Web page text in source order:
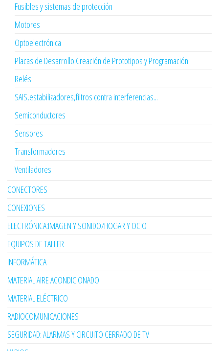
Fusibles y sistemas de protección
Motores
Optoelectrónica
Placas de Desarrollo.Creación de Prototipos y Programación
Relés
SAIS,estabilizadores,filtros contra interferencias...
Semiconductores
Sensores
Transformadores
Ventiladores
CONECTORES
CONEXIONES
ELECTRÓNICA:IMAGEN Y SONIDO/HOGAR Y OCIO
EQUIPOS DE TALLER
INFORMÁTICA
MATERIAL AIRE ACONDICIONADO
MATERIAL ELÉCTRICO
RADIOCOMUNICACIONES
SEGURIDAD: ALARMAS Y CIRCUITO CERRADO DE TV